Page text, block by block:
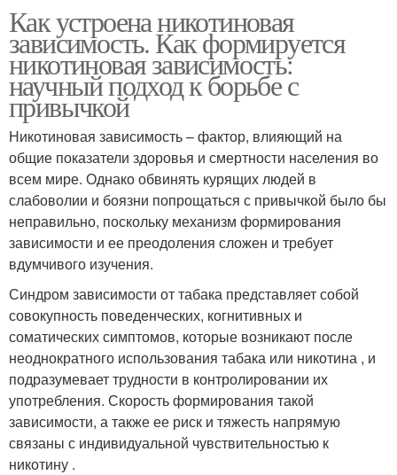
Как устроена никотиновая
зависимость. Как формируется
никотиновая зависимость:
научный подход к борьбе с
привычкой
Никотиновая зависимость – фактор, влияющий на
общие показатели здоровья и смертности населения во
всем мире. Однако обвинять курящих людей в
слабоволии и боязни попрощаться с привычкой было бы
неправильно, поскольку механизм формирования
зависимости и ее преодоления сложен и требует
вдумчивого изучения.
Синдром зависимости от табака представляет собой
совокупность поведенческих, когнитивных и
соматических симптомов, которые возникают после
неоднократного использования табака или никотина , и
подразумевает трудности в контролировании их
употребления. Скорость формирования такой
зависимости, а также ее риск и тяжесть напрямую
связаны с индивидуальной чувствительностью к
никотину .